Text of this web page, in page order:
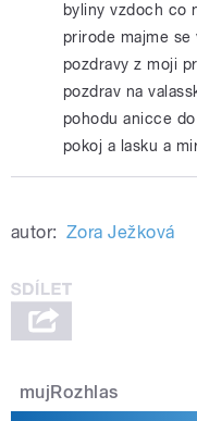
byliny vzdoch co
prirode majme
pozdravy z moji
pozdrav na
pohodu anicce
pokoj a lasku a
autor: Zora Ježková
mujRozhlas